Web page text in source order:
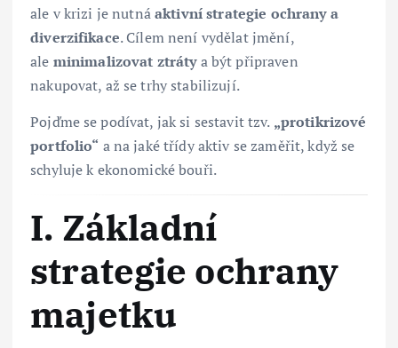
ale v krizi je nutnáaktivní strategie ochrany a
diverzifikace. Cílem není vydělat jmění,
ale minimalizovat ztrátya být připraven
nakupovat, až se trhy stabilizují.
Pojďme se podívat, jak si sestavit tzv. „protikrizové
portfolio“ a na jaké třídy aktiv se zaměřit, když se
schyluje k ekonomické bouři.
I. Základní
strategie ochrany
majetku